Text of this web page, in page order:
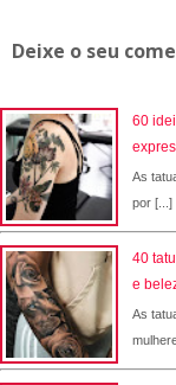
Deixe o seu
60
As
por [...]
40
e
As